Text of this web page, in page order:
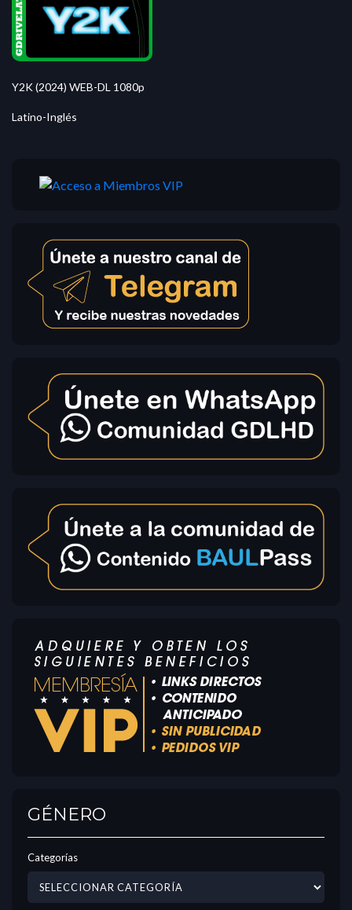
Y2K (2024) WEB-DL 1080p
Latino-Inglés
GÉNERO
Categorías